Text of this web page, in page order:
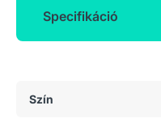
Specifikáció
Szín